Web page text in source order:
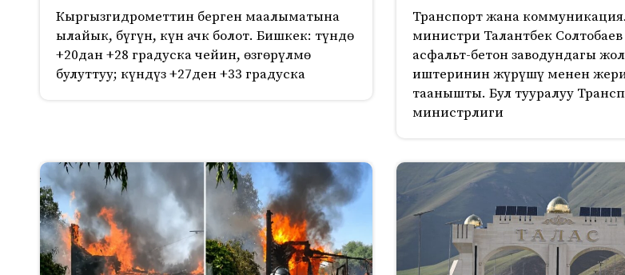
Кыргызгидрометтин берген маалыматына
ылайык, бүгүн, күн ачк болот. Бишкек: түндө
+20дан +28 градуска чейин, өзгөрүлмө
булуттуу; күндүз +27ден +33 градуска
Транспорт жана
министри Талантбек
асфальт-бетон заводундагы
иштеринин жүрүшү менен
таанышты. Бул тууралуу
министрлиги